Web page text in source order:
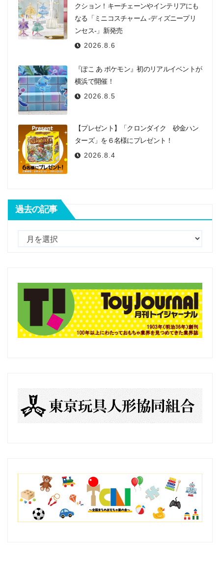
クション！キーチェーンやインテリアにも
なる「ミニコスチャーム -ディズニープリ
ンセス-」新発売
2026.8.6
『ぽこ あ ポケモン』初のリアルイベントが
横浜で開催！
2026.8.5
【プレゼント】「クロンダイク 砂金ハン
ターズ」を６名様にプレゼント！
2026.8.4
過去の記事
記